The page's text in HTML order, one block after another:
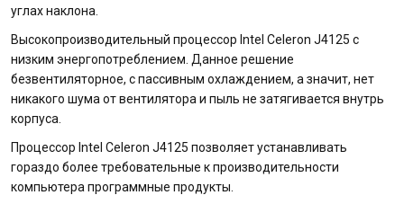
углах наклона.
Высокопроизводительный процессор Intel Celeron J4125 с
низким энергопотреблением. Данное решение
безвентиляторное, с пассивным охлаждением, а значит, нет
никакого шума от вентилятора и пыль не затягивается внутрь
корпуса.
Процессор Intel Celeron J4125 позволяет устанавливать
гораздо более требовательные к производительности
компьютера программные продукты.